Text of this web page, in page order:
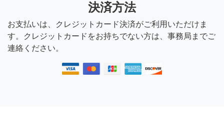
決済方法
お支払いは、クレジットカード決済がご利用いただけま
す。クレジットカードをお持ちでない方は、事務局までご
連絡ください。